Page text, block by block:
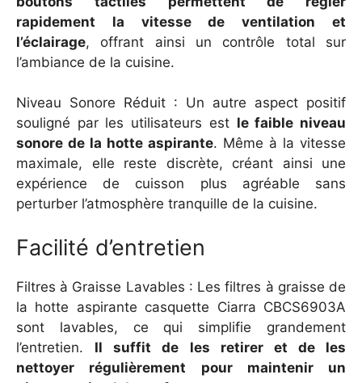
rapidement la vitesse de ventilation et
l’éclairage, offrant ainsi un contrôle total sur
l’ambiance de la cuisine.
Niveau Sonore Réduit : Un autre aspect positif
souligné par les utilisateurs est le faible niveau
sonore de la hotte aspirante. Même à la vitesse
maximale, elle reste discrète, créant ainsi une
expérience de cuisson plus agréable sans
perturber l’atmosphère tranquille de la cuisine.
Facilité d’entretien
Filtres à Graisse Lavables : Les filtres à graisse de
la hotte aspirante casquette Ciarra CBCS6903A
sont lavables, ce qui simplifie grandement
l’entretien. Il suffit de les retirer et de les
nettoyer régulièrement pour maintenir un